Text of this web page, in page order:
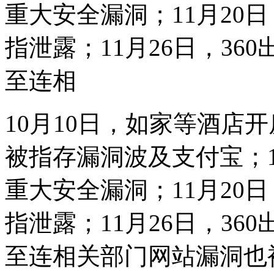
重大安全漏洞；11月20
指泄露；11月26日，360
至连相
10月10日，如家等酒店
被指存漏洞波及支付宝
重大安全漏洞；11月20
指泄露；11月26日，360
至连相关部门网站漏洞也